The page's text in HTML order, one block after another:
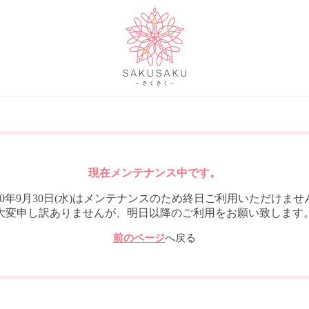
現在メンテナンス中です。
年9月30日(水)はメンテナンスのため終日ご利用いただけませ
変申し訳ありませんが、明日以降のご利用をお願い致します
前のページへ戻る